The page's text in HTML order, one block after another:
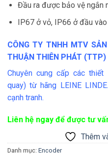
Đầu ra được bảo vệ ngắn
IP67 ở vỏ, IP66 ở đầu
CÔNG TY TNHH MTV
THUẬN THIÊN PHÁT (TTP)
Chuyên cung cấp các
quay) từ hãng LEINE
cạnh tranh.
Liên hệ ngay để được tư
Thêm
Danh mục: Encoder